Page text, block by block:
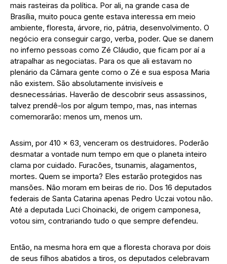
mais rasteiras da política. Por ali, na grande casa de
Brasília, muito pouca gente estava interessa em meio
ambiente, floresta, árvore, rio, pátria, desenvolvimento. O
negócio era conseguir cargo, verba, poder. Que se danem
no inferno pessoas como Zé Cláudio, que ficam por aí a
atrapalhar as negociatas. Para os que ali estavam no
plenário da Câmara gente como o Zé e sua esposa Maria
não existem. São absolutamente invisíveis e
desnecessárias. Haverão de descobrir seus assassinos,
talvez prendê-los por algum tempo, mas, nas internas
comemorarão: menos um, menos um.
Assim, por 410 x 63, venceram os destruidores. Poderão
desmatar a vontade num tempo em que o planeta inteiro
clama por cuidado. Furacões, tsunamis, alagamentos,
mortes. Quem se importa? Eles estarão protegidos nas
mansões. Não moram em beiras de rio. Dos 16 deputados
federais de Santa Catarina apenas Pedro Uczai votou não.
Até a deputada Luci Choinacki, de origem camponesa,
votou sim, contrariando tudo o que sempre defendeu.
Então, na mesma hora em que a floresta chorava por dois
de seus filhos abatidos a tiros, os deputados celebravam